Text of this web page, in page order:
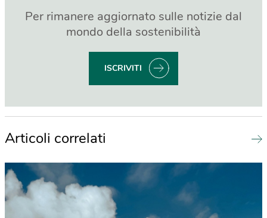
Per rimanere aggiornato sulle notizie dal
mondo della sostenibilità
ISCRIVITI
Articoli correlati